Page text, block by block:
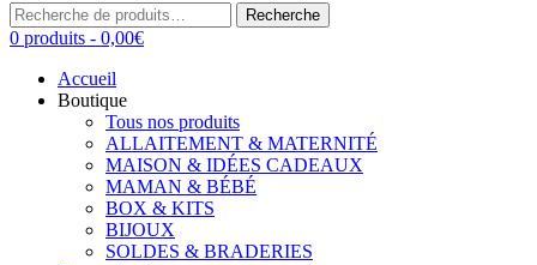
Recherche
pour :
Recherche
0 produits - 0,00€
Accueil
Boutique
Tous nos produits
ALLAITEMENT & MATERNITÉ
MAISON & IDÉES CADEAUX
MAMAN & BÉBÉ
BOX & KITS
BIJOUX
SOLDES & BRADERIES